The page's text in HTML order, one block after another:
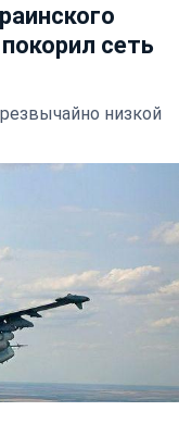
сеть
низкой